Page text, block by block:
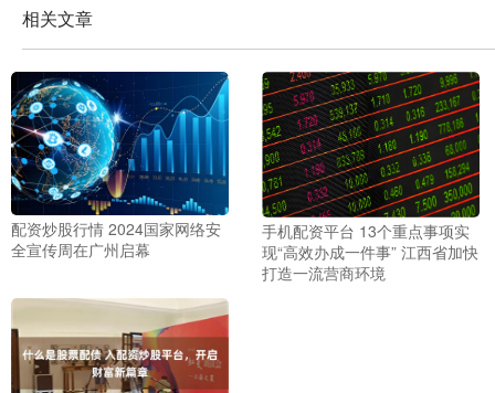
相关文章
配资炒股行情 2024国家网络安
全宣传周在广州启幕
手机配资平台 13个重点事项实
现“高效办成一件事” 江西省加快
打造一流营商环境